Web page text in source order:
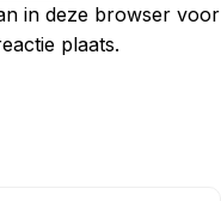
in deze browser voor
plaats.